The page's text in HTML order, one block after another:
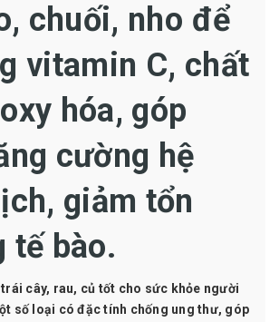
chuối, nho để
vitamin C, chất
hóa, góp
cường hệ
giảm tổn
tế bào.
trái cây, rau, củ tốt cho sức khỏe người
số loại có đặc tính chống ung thư, góp